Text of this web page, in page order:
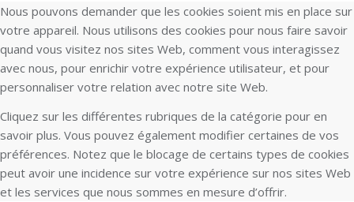
Nous pouvons demander que les cookies soient mis en place sur
votre appareil. Nous utilisons des cookies pour nous faire savoir
quand vous visitez nos sites Web, comment vous interagissez
avec nous, pour enrichir votre expérience utilisateur, et pour
personnaliser votre relation avec notre site Web.
Cliquez sur les différentes rubriques de la catégorie pour en
savoir plus. Vous pouvez également modifier certaines de vos
préférences. Notez que le blocage de certains types de cookies
peut avoir une incidence sur votre expérience sur nos sites Web
et les services que nous sommes en mesure d’offrir.